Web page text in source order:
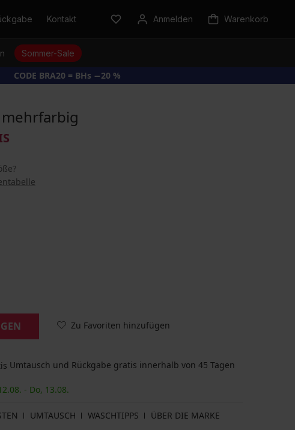
Kontakt Anmelden Warenkorb
Sommer-Sale
CODE BRA20 = BHs −20 %
Zu Favoriten hinzufügen
Umtausch und Rückgabe gratis innerhalb von 45 Tagen
- Do, 13.08.
UMTAUSCH WASCHTIPPS
ÜBER DIE MARKE